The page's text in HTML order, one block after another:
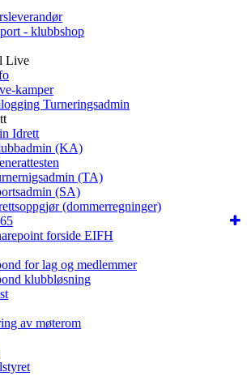
- klubbshop
Live
kamper
Turneringsadmin
Idrett
(KA)
(TA)
(SA)
(dommerregninger)
forside EIFH
for lag og medlemmer
klubbløsning
av møterom